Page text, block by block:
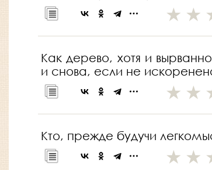
Как дерево, хотя и
и снова, если не
Кто, прежде будучи